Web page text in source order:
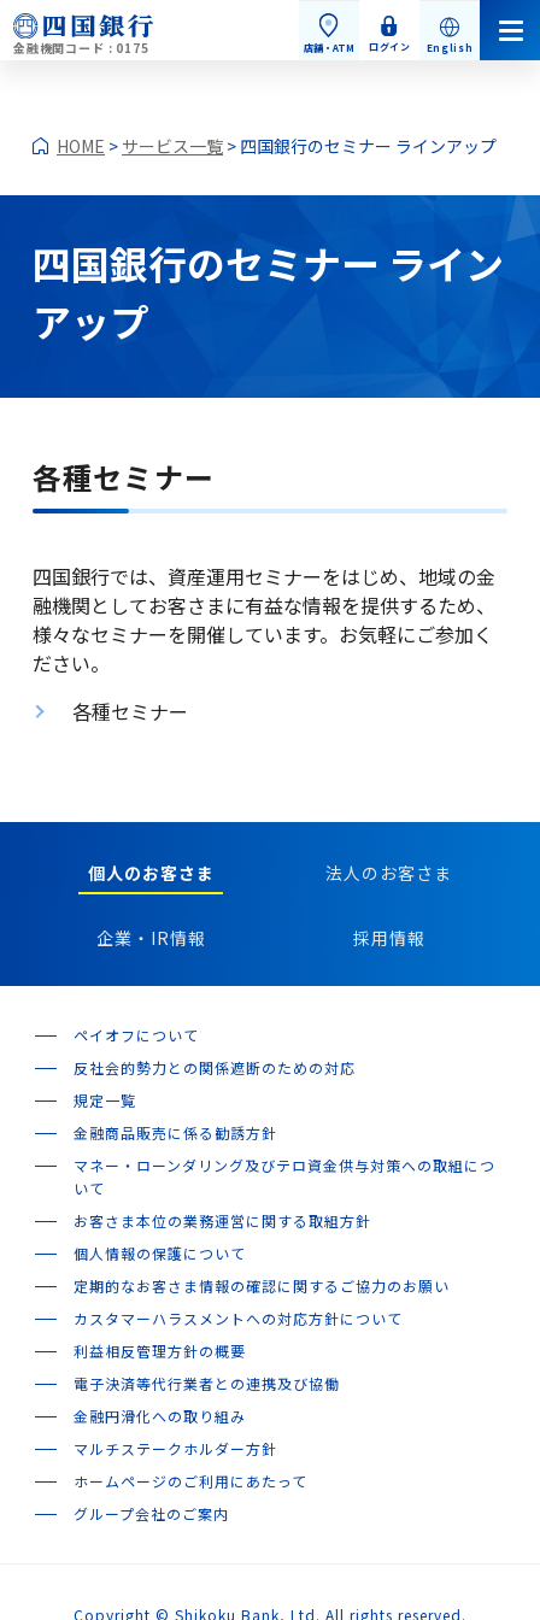
金融機関コード : 0175
個人のお客さま
店舗・ATM
お手続き・お問い合わせ
金利・手数料・為替
口座開設
ローン
金融商品仲介(投資信託等)
クレジットカード
サービス一覧
法人のお客さま
企業・IR情報
採用情報
English
ログイン
HOME > サービス一覧 > 四国銀行のセミナー ラインアップ
四国銀行のセミナー ライン
アップ
各種セミナー
四国銀行では、資産運用セミナーをはじめ、地域の金
融機関としてお客さまに有益な情報を提供するため、
様々なセミナーを開催しています。お気軽にご参加く
ださい。
各種セミナー
個人のお客さま 法人のお客さま
企業・IR情報 採用情報
ペイオフについて
反社会的勢力との関係遮断のための対応
規定一覧
金融商品販売に係る勧誘方針
マネー・ローンダリング及びテロ資金供与対策への取組につ
いて
お客さま本位の業務運営に関する取組方針
個人情報の保護について
定期的なお客さま情報の確認に関するご協力のお願い
カスタマーハラスメントへの対応方針について
利益相反管理方針の概要
電子決済等代行業者との連携及び協働
金融円滑化への取り組み
マルチステークホルダー方針
ホームページのご利用にあたって
グループ会社のご案内
Copyright © Shikoku Bank, Ltd. All rights reserved.